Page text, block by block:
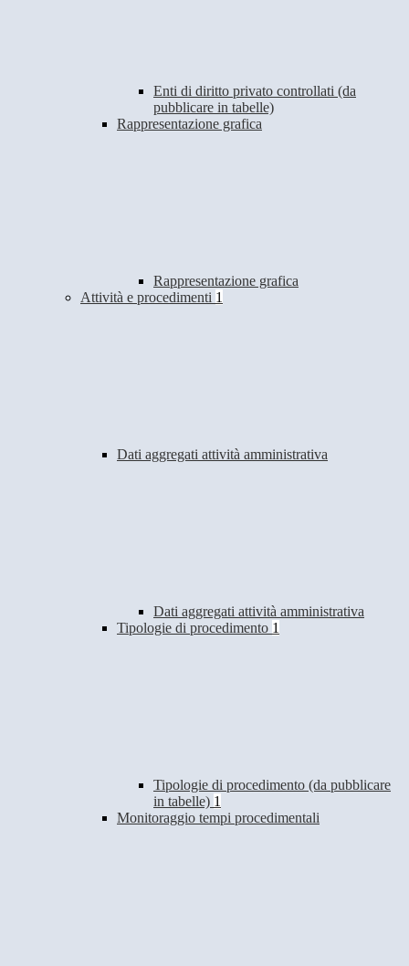
Enti di diritto privato controllati (da
pubblicare in tabelle)
Rappresentazione grafica
Rappresentazione grafica
Attività e procedimenti 1
Dati aggregati attività amministrativa
Dati aggregati attività amministrativa
Tipologie di procedimento 1
Tipologie di procedimento (da pubblicare
in tabelle) 1
Monitoraggio tempi procedimentali